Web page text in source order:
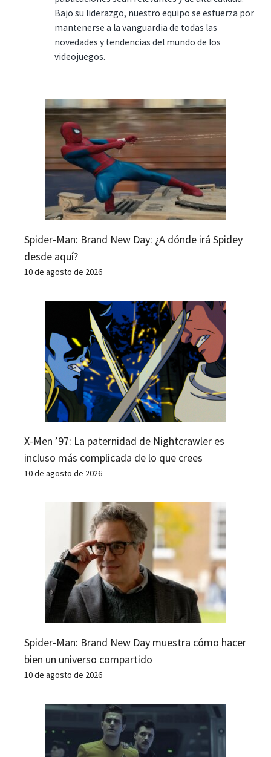
Bajo su liderazgo, nuestro equipo se esfuerza por
mantenerse a la vanguardia de todas las
novedades y tendencias del mundo de los
videojuegos.
Spider-Man: Brand New Day: ¿A dónde irá Spidey
desde aquí?
10 de agosto de 2026
X-Men ’97: La paternidad de Nightcrawler es
incluso más complicada de lo que crees
10 de agosto de 2026
Spider-Man: Brand New Day muestra cómo hacer
bien un universo compartido
10 de agosto de 2026